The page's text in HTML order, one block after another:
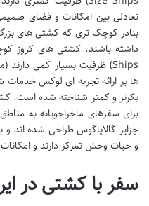
تعادلی بین امکانات و فضای
بنادر کوچک تری که کشتی های
ها بر ارائه تجربه ای لوکس
برای سفرهای ماجراجویانه به
جزایر گالاپاگوس طراحی شده اند
و حیات وحش تمرکز دارند و
سفر با کشتی در